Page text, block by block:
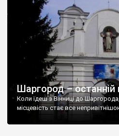
Шаргород – останній
Коли їдеш з Вінниці до
місцевість стає все